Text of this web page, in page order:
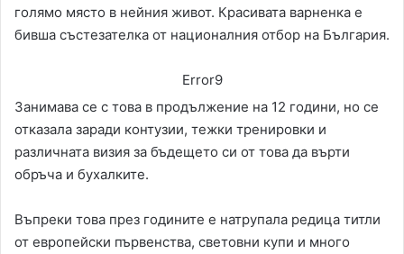
голямо място в нейния живот. Красивата варненка е
бивша състезателка от националния отбор на България.
Error9
Занимава се с това в продължение на 12 години, но се
отказала заради контузии, тежки тренировки и
различната визия за бъдещето си от това да върти
обръча и бухалките.
Въпреки това през годините е натрупала редица титли
от европейски първенства, световни купи и много